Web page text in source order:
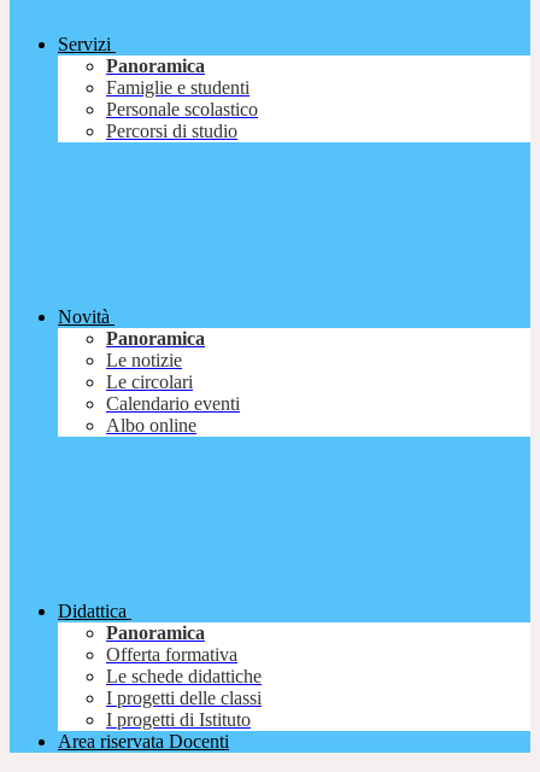
Servizi
Panoramica
Famiglie e studenti
Personale scolastico
Percorsi di studio
Novità
Panoramica
Le notizie
Le circolari
Calendario eventi
Albo online
Didattica
Panoramica
Offerta formativa
Le schede didattiche
I progetti delle classi
I progetti di Istituto
Area riservata Docenti